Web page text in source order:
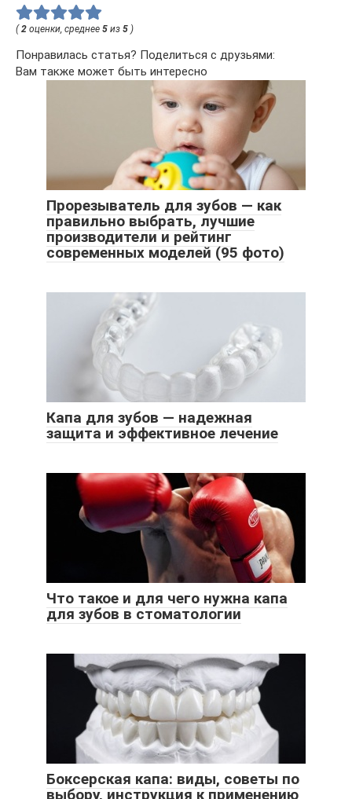
(2 оценки, среднее 5 из 5 )
Понравилась статья? Поделиться с друзьями:
Вам также может быть интересно
Прорезыватель для зубов — как
правильно выбрать, лучшие
производители и рейтинг
современных моделей (95 фото)
Капа для зубов — надежная
защита и эффективное лечение
Что такое и для чего нужна капа
для зубов в стоматологии
Боксерская капа: виды, советы по
выбору, инструкция к применению